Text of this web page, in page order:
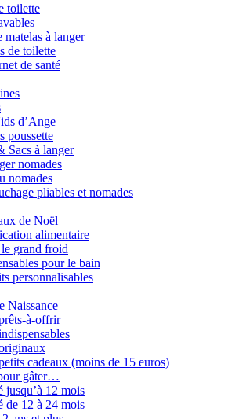
toilette
matelas à langer
de toilette
de santé
d’Ange
poussette
Sacs à langer
nomades
nomades
pliables et nomades
de Noël
alimentaire
grand froid
pour le bain
personnalisables
Naissance
à-offrir
cadeaux (moins de 15 euros)
gâter…
jusqu’à 12 mois
de 12 à 24 mois